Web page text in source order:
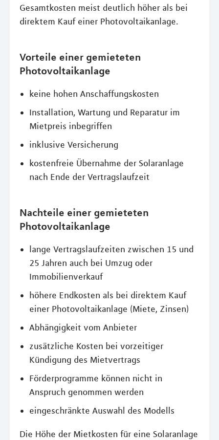
Gesamtkosten meist deutlich höher als bei
direktem Kauf einer Photovoltaikanlage.
Vorteile einer gemieteten
Photovoltaikanlage
keine hohen Anschaffungskosten
Installation, Wartung und Reparatur im
Mietpreis inbegriffen
inklusive Versicherung
kostenfreie Übernahme der Solaranlage
nach Ende der Vertragslaufzeit
Nachteile einer gemieteten
Photovoltaikanlage
lange Vertragslaufzeiten zwischen 15 und
25 Jahren auch bei Umzug oder
Immobilienverkauf
höhere Endkosten als bei direktem Kauf
einer Photovoltaikanlage (Miete, Zinsen)
Abhängigkeit vom Anbieter
zusätzliche Kosten bei vorzeitiger
Kündigung des Mietvertrags
Förderprogramme können nicht in
Anspruch genommen werden
eingeschränkte Auswahl des Modells
Die Höhe der Mietkosten für eine Solaranlage